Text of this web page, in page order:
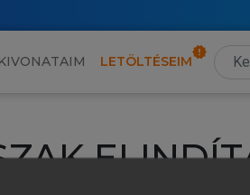
KIVONATAIM LETÖLTÉSEIM